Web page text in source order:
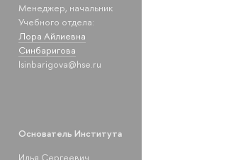
Менеджер, начальник
Учебного отдела:
Лора Айлиевна
Синбаригова
lsinbarigova@hse.ru
Основатель Института
Илья Сергеевич